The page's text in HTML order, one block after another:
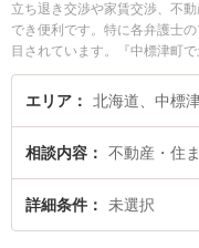
立ち退き交渉や家賃交渉、不
でき便利です。特に各弁護士
目されています。『中標津町
ルを今すぐに弁護士に相談し
富な近くの弁護士を検索した
エリア 北海道、中標
相談内容 不動産・住
詳細条件 未選択